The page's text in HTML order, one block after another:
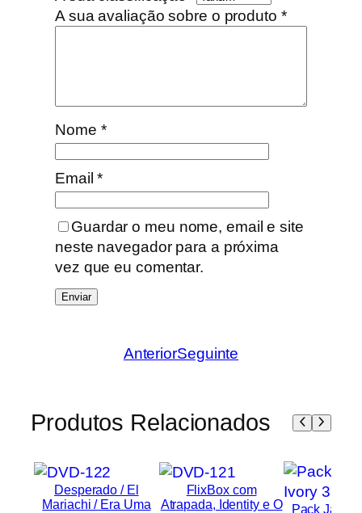
A sua avaliação sobre o produto *
Nome *
Email*
Guardar o meu nome, email e site
neste navegador para a próxima
vez que eu comentar.
AnteriorSeguinte
Produtos Relacionados
Desperado / El
Mariachi / Era Uma
FlixBox com
Atrapada, Identity e O
Pack